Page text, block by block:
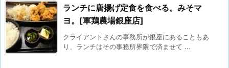
ランチに唐揚げ定食を食べる。みそマ
ヨ。[軍鶏農場銀座店]
クライアントさんの事務所が銀座にあることもあ
り、ランチはその事務所界隈で済ませて ...